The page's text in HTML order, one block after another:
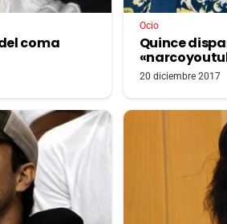
coma
Ocio
Quince
20 diciembre 2017